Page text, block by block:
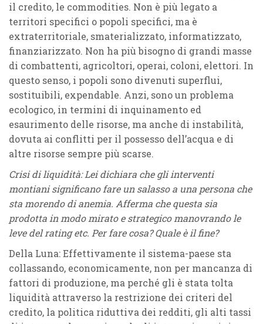
il credito, le commodities. Non è più legato a
territori specifici o popoli specifici, ma è
extraterritoriale, smaterializzato, informatizzato,
finanziarizzato. Non ha più bisogno di grandi masse
di combattenti, agricoltori, operai, coloni, elettori. In
questo senso, i popoli sono divenuti superflui,
sostituibili, expendable. Anzi, sono un problema
ecologico, in termini di inquinamento ed
esaurimento delle risorse, ma anche di instabilità,
dovuta ai conflitti per il possesso dell’acqua e di
altre risorse sempre più scarse.
Crisi di liquidità: Lei dichiara che gli interventi
montiani significano fare un salasso a una persona che
sta morendo di anemia. Afferma che questa sia
prodotta in modo mirato e strategico manovrando le
leve del rating etc. Per fare cosa? Quale è il fine?
Della Luna: Effettivamente il sistema-paese sta
collassando, economicamente, non per mancanza di
fattori di produzione, ma perché gli è stata tolta
liquidità attraverso la restrizione dei criteri del
credito, la politica riduttiva dei redditi, gli alti tassi